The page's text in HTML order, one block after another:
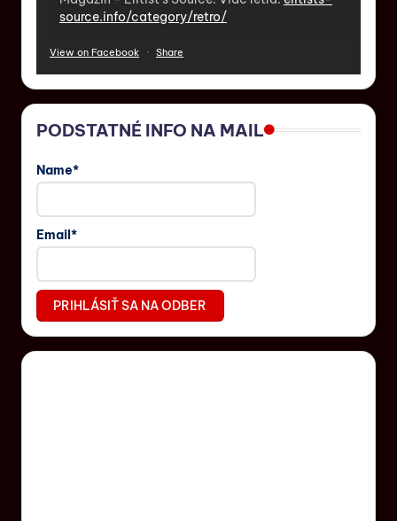
source.info/category/retro/
View on Facebook · Share
PODSTATNÉ INFO NA MAIL
Name*
Email*